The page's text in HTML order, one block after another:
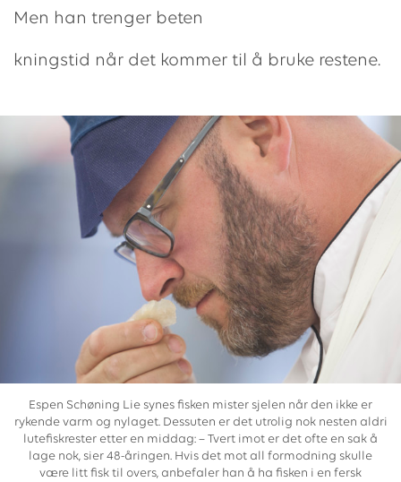
Men han trenger beten
kningstid når det kommer til å bruke restene.
Espen Schøning Lie synes fisken mister sjelen når den ikke er
rykende varm og nylaget. Dessuten er det utrolig nok nesten aldri
lutefiskrester etter en middag: – Tvert imot er det ofte en sak å
lage nok, sier 48-åringen. Hvis det mot all formodning skulle
være litt fisk til overs, anbefaler han å ha fisken i en fersk